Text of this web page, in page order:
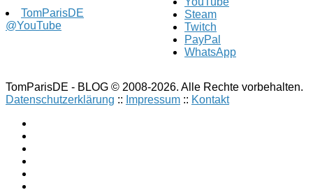
TomParisDE
@YouTube
Steam
Twitch
PayPal
WhatsApp
TomParisDE - BLOG © 2008-2026. Alle Rechte vorbehalten.
Datenschutzerklärung :: Impressum :: Kontakt